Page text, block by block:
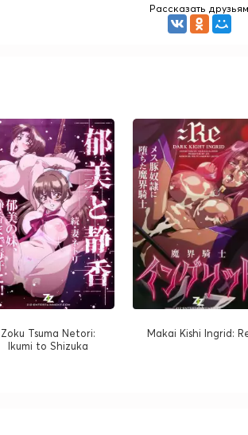
Рассказать друзьям
Zoku Tsuma Netori:
Ikumi to Shizuka
Makai Kishi Ingrid: